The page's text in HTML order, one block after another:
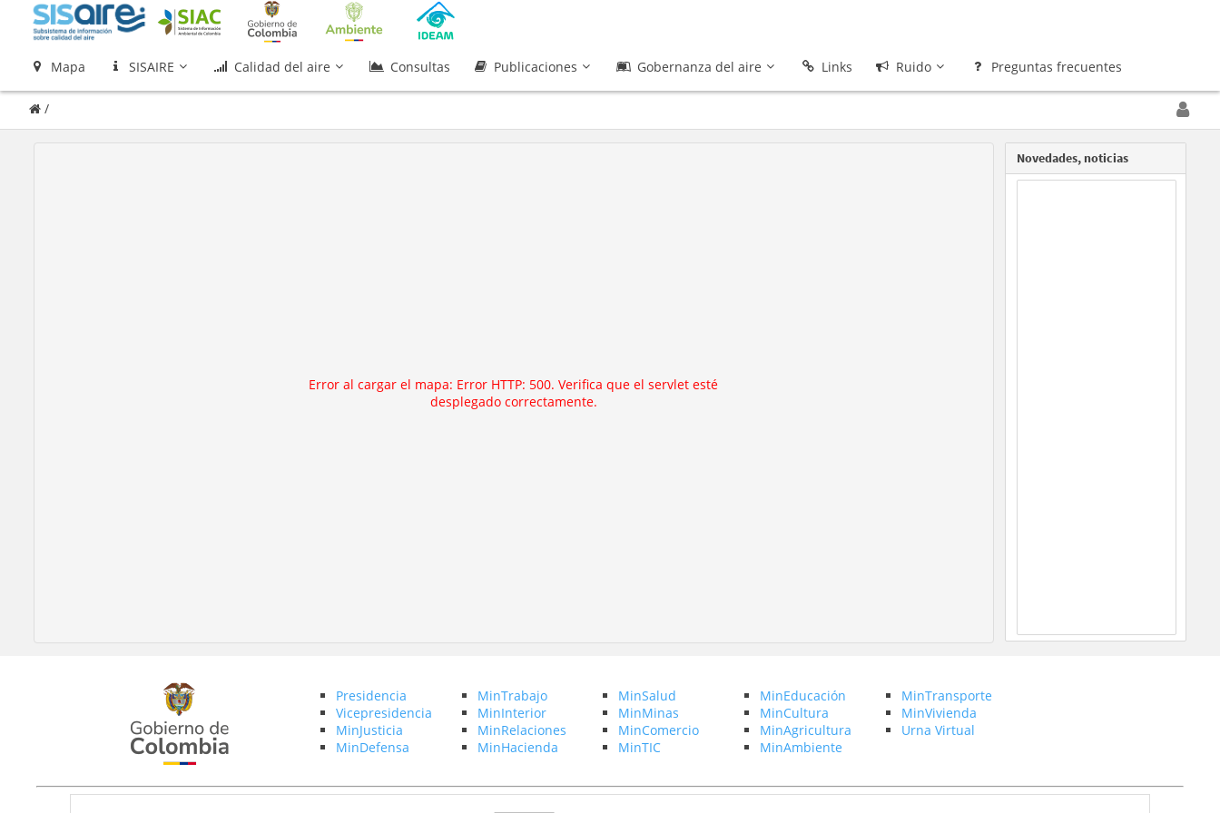
Mapa SISAIRE Calidad del aire Consultas Publicaciones Gobernanza del aire Links Ruido Preguntas frecuentes
/
Error al cargar el mapa: Error HTTP: 500. Verifica que el servlet esté
desplegado correctamente.
Novedades, noticias
Presidencia
Vicepresidencia
MinJusticia
MinDefensa
MinTrabajo
MinInterior
MinRelaciones
MinHacienda
MinSalud
MinMinas
MinComercio
MinTIC
MinEducación
MinCultura
MinAgricultura
MinAmbiente
MinTransporte
MinVivienda
Urna Virtual